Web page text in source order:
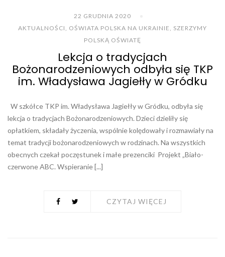
22 GRUDNIA 2020
AKTUALNOŚCI
OŚWIATA POLSKA NA UKRAINIE
SZERZYMY
POLSKĄ OŚWIATĘ
Lekcja o tradycjach
Bożonarodzeniowych odbyła się TKP
im. Władysława Jagiełły w Gródku
W szkółce TKP im. Władysława Jagiełły w Gródku, odbyła się
lekcja o tradycjach Bożonarodzeniowych. Dzieci dzieliły się
opłatkiem, składały życzenia, wspólnie kolędowały i rozmawiały na
temat tradycji bożonarodzeniowych w rodzinach. Na wszystkich
obecnych czekał poczęstunek i małe prezenciki Projekt „Biało-
czerwone ABC. Wspieranie [...]
CZYTAJ WIĘCEJ